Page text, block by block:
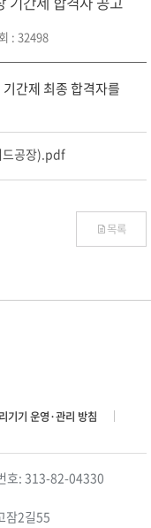
: 32498
간제 최종 합격자를
드공장).pdf
목록
기기 운영·관리 방침
호: 313-82-04330
잠2길55